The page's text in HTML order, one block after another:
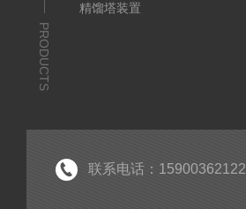
PRODUCTS
精馏塔装置
联系电话：15900362122